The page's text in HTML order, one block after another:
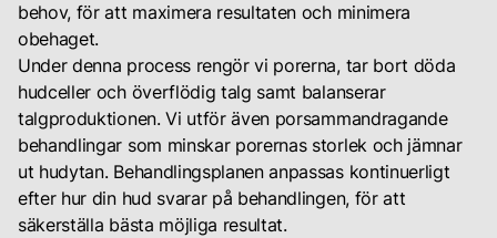
behov, för att maximera resultaten och minimera
obehaget.
Under denna process rengör vi porerna, tar bort döda
hudceller och överflödig talg samt balanserar
talgproduktionen. Vi utför även porsammandragande
behandlingar som minskar porernas storlek och jämnar
ut hudytan. Behandlingsplanen anpassas kontinuerligt
efter hur din hud svarar på behandlingen, för att
säkerställa bästa möjliga resultat.